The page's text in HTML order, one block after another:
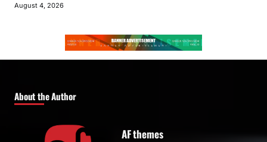
August 4, 2026
About the Author
AF themes